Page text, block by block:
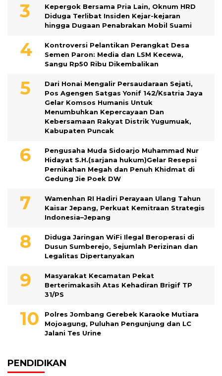
Kepergok Bersama Pria Lain, Oknum HRD
Diduga Terlibat Insiden Kejar-kejaran
hingga Dugaan Penabrakan Mobil Suami
Kontroversi Pelantikan Perangkat Desa
Semen Paron: Media dan LSM Kecewa,
Sangu Rp50 Ribu Dikembalikan
Dari Honai Mengalir Persaudaraan Sejati,
Pos Agengen Satgas Yonif 142/Ksatria Jaya
Gelar Komsos Humanis Untuk
Menumbuhkan Kepercayaan Dan
Kebersamaan Rakyat Distrik Yugumuak,
Kabupaten Puncak
Pengusaha Muda Sidoarjo Muhammad Nur
Hidayat S.H.(sarjana hukum)Gelar Resepsi
Pernikahan Megah dan Penuh Khidmat di
Gedung Jie Poek DW
Wamenhan RI Hadiri Perayaan Ulang Tahun
Kaisar Jepang, Perkuat Kemitraan Strategis
Indonesia–Jepang
Diduga Jaringan WiFi Ilegal Beroperasi di
Dusun Sumberejo, Sejumlah Perizinan dan
Legalitas Dipertanyakan
Masyarakat Kecamatan Pekat
Berterimakasih Atas Kehadiran Brigif TP
31/PS
Polres Jombang Gerebek Karaoke Mutiara
Mojoagung, Puluhan Pengunjung dan LC
Jalani Tes Urine
PENDIDIKAN